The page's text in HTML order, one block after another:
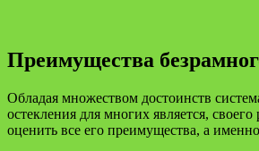
Преимущества
Обладая множеством достоинств
остекления для многих является,
оценить все его преимущества, а